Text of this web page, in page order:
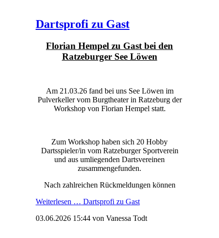
Dartsprofi zu Gast
Florian Hempel zu Gast bei den
Ratzeburger See Löwen
Am 21.03.26 fand bei uns See Löwen im
Pulverkeller vom Burgtheater in Ratzeburg der
Workshop von Florian Hempel statt.
Zum Workshop haben sich 20 Hobby
Dartsspieler/in vom Ratzeburger Sportverein
und aus umliegenden Dartsvereinen
zusammengefunden.
Nach zahlreichen Rückmeldungen können
Weiterlesen … Dartsprofi zu Gast
03.06.2026 15:44von Vanessa Todt